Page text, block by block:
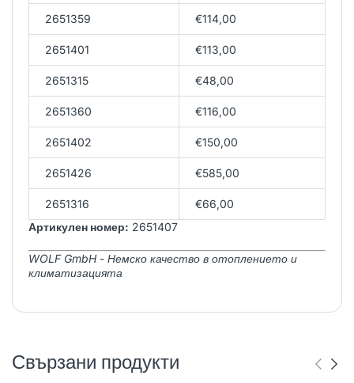
2651359 €114,00
2651401 €113,00
2651315 €48,00
2651360 €116,00
2651402 €150,00
2651426 €585,00
2651316
€66,00
Артикулен номер: 2651407
WOLF GmbH - Немско качество в отоплението и
климатизацията
Свързани продукти